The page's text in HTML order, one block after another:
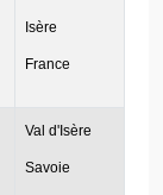
Isère
France
Val d'Isère
Savoie